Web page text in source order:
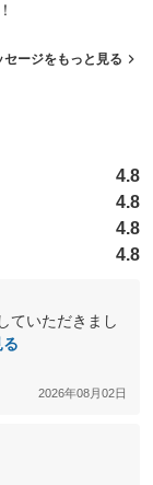
セージをもっと見る
4.8
4.8
4.8
4.8
ていただきまし
る
2026年08月02日